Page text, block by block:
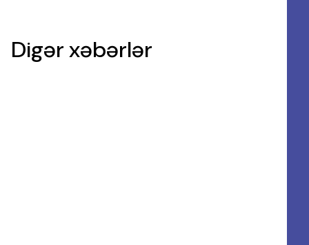
Digər xəbərlər